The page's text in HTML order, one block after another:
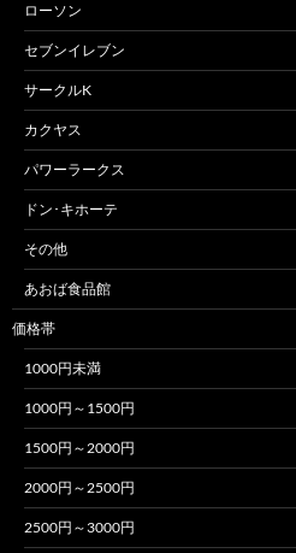
ローソン
セブンイレブン
サークルK
カクヤス
パワーラークス
ドン･キホーテ
その他
あおば食品館
価格帯
1000円未満
1000円～1500円
1500円～2000円
2000円～2500円
2500円～3000円